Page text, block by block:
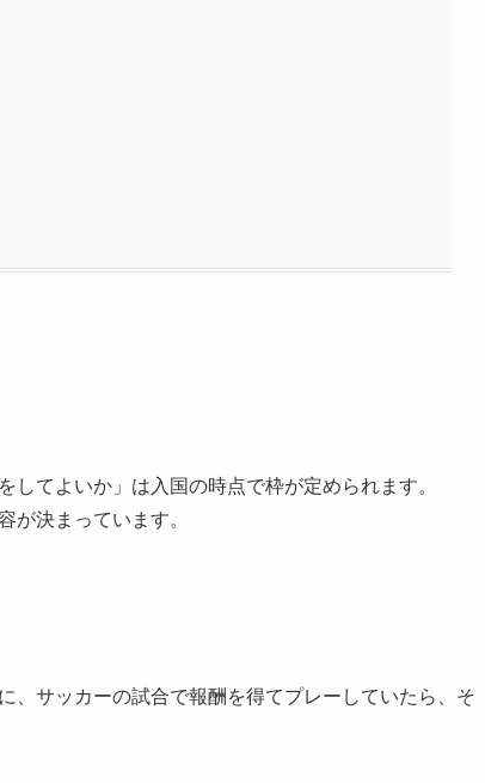
てよいか」は入国の時点で枠が定められます。
が決まっています。
、サッカーの試合で報酬を得てプレーしていたら、そ